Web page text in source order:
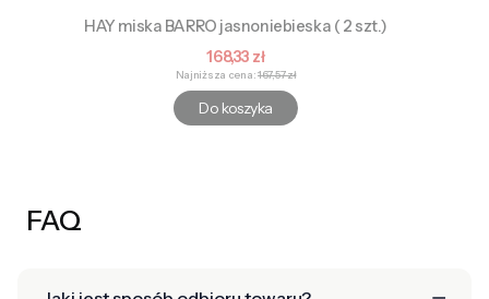
HAY miska BARRO jasnoniebieska ( 2 szt.)
Cena promocyjna
168,33 zł
Najniższa cena:167,57 zł
Do koszyka
FAQ